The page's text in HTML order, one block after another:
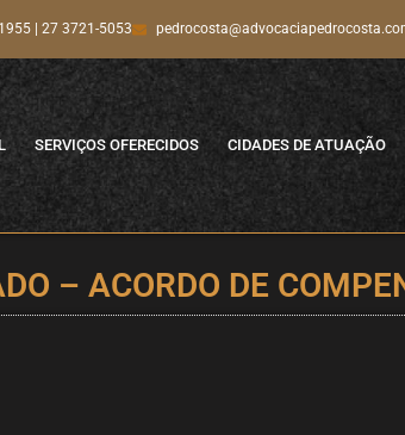
| 27 3721-5053
SERVIÇOS OFERECIDOS CIDADES DE ATUAÇÃO
– ACORDO DE